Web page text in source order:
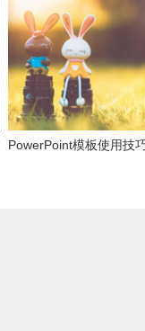
PowerPoint模板使用技